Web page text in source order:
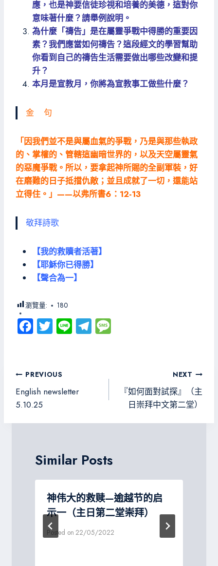
應，也是神要信徒珍視和培養的美德，這對你
意味著什麼？請舉例說明。
為什麼「禱告」是在屬靈爭戰中得勝的重要因
素？我們應當如何禱告？這段經文的學習幫助
你看到自己的禱告生活需要做出哪些改變和提
升？
本月是宣教月，你將為宣教事工做些什麼？
金 句
「因我們並不是與屬血氣的爭戰，乃是與那些執政
的、掌權的、管轄這幽暗世界的，以及天空屬靈氣
的惡魔爭戰。所以，要拿起神所賜的全副軍裝，好
在磨難的日子抵擋仇敵；並且成就了一切，還能站
立得住。」——以弗所書6：12-13
敬拜詩歌
【我的救贖者活著】
【耶穌你已得勝】
【聲合為一】
瀏覽量: 180
Fa
o
ok
T
er
Li Te
文
章
導
覽
PREVIOUS
English newsletter
5.10.25
NEXT
『如何面對試探』（主
日崇拜中文第二堂）
Similar Posts
神伟大的救赎—逾越节的启
示一（主日第二堂崇拜）
Posted on 22/05/2022